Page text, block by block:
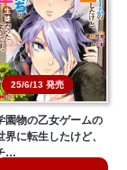
25/6/13 発売
園物の乙女ゲームの
界に転生したけど、
…